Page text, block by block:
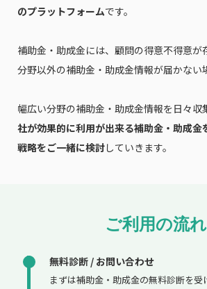
のプラットフォームです。
補助金・助成金には、顧問の得意不得意が
分野以外の補助金・助成金情報が届かない
幅広い分野の補助金・助成金情報を日々収
社が効果的に利用が出来る補助金・助成金
戦略をご一緒に検討していきます。
ご利用の流れ
無料診断 / お問い合わせ
まずは補助金・助成金の無料診断を受